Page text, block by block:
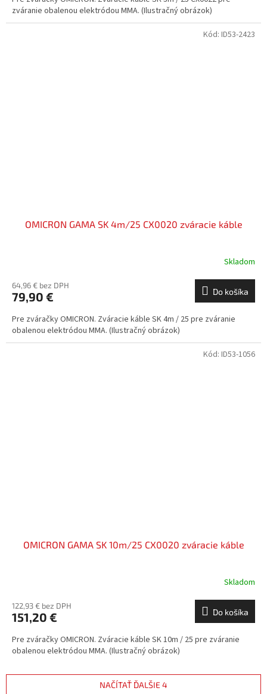
zváranie obalenou elektródou MMA. (Ilustračný obrázok)
OMICRON GAMA SK 4m/25 CX0020 zváracie káble
Skladom
64,96 € bez DPH
79,90 € Do košíka
Pre zváračky OMICRON. Zváracie káble SK 4m / 25 pre zváranie
obalenou elektródou MMA. (Ilustračný obrázok)
Kód: ID53-2423
OMICRON GAMA SK 10m/25 CX0020 zváracie káble
Skladom
122,93 € bez DPH
151,20 € Do košíka
Pre zváračky OMICRON. Zváracie káble SK 10m / 25 pre zváranie
obalenou elektródou MMA. (Ilustračný obrázok)
Kód: ID53-1056
NAČÍTAŤ ĎALŠIE 4